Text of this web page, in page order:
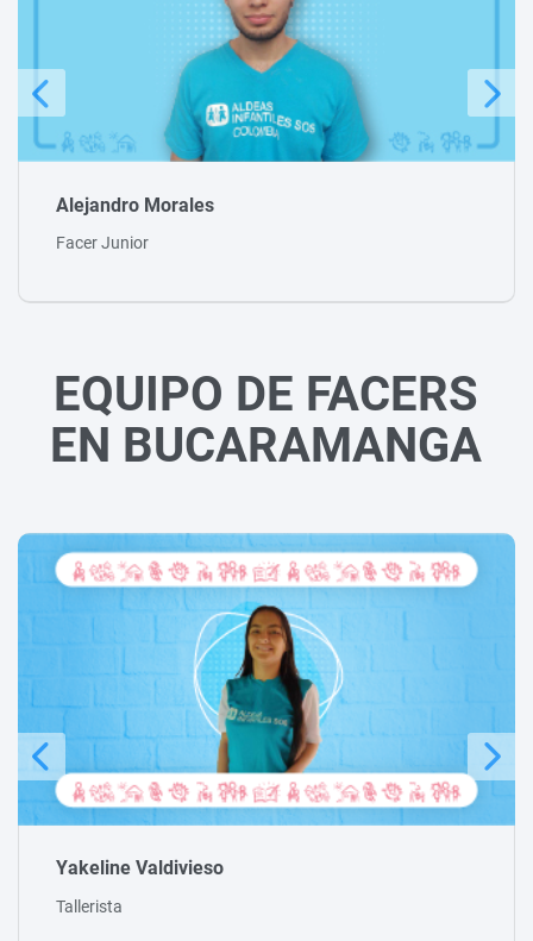
Fredy Vélez
Tallerista
EQUIPO DE FACERS
EN BUCARAMANGA
Nicolas Maldonado
Tallerista